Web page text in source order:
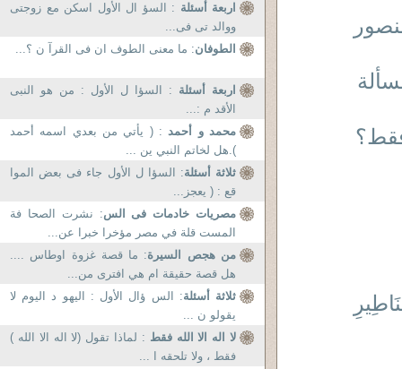
اربعة أسئلة : السؤ ال الأول اسكن مع زوجتى
ووالد تى فى...
الطوفان: ما معنى الطوف ان فى القرآ ن ؟...
اربعة أسئلة : السؤا ل الأول : من هو النبى
الأقد م :...
محمد و أحمد : ( يأتي من بعدي اسمه أحمد
).هل لخاتم النبي ين ...
ثلاثة أسئلة: السؤا ل الأول جاء فى بعض الموا
قع : ( يعجز...
مصريات خادمات فى الس: نشرت الصحا فة
المست قلة في مصر مؤخرا خبرا عن...
من هجص السيرة: ما قصة غزوة اوطاس ....
هل قصة حقيقة ام هي افترى من...
ثلاثة أسئلة: الس ؤال الأول : اليهو د اليوم لا
يقولو ن ...
لا اله الا الله فقط : لماذا تقول (لا اله الا الله )
فقط ، ولا تلحقه ا ...